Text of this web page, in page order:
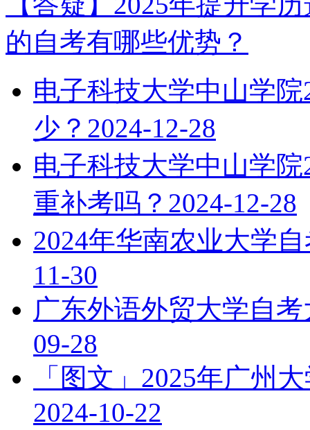
的自考有哪些优势？
电子科技大学中山学
少？ 2024-12-28
电子科技大学中山学
重补考吗？ 2024-12-28
2024年华南农业大学
11-30
广东外语外贸大学自
09-28
「图文」2025年广州
2024-10-22